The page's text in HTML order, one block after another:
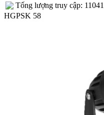
Tống lượng truy cập:
HGPSK 58